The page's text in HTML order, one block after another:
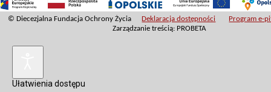
© Diecezjalna Fundacja Ochrony Życia Deklaracja dostępności
Program e-
Zarządzanie treścią: PROBETA
Ułatwienia dostępu